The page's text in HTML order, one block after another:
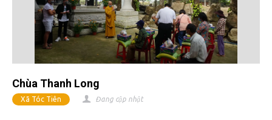
Chùa Thanh Long
Xã Tóc Tiên Đang cập nhật